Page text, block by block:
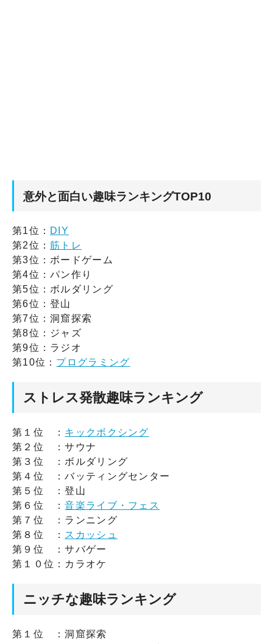
意外と面白い趣味ランキングTOP10
第1位： DIY
第2位：筋トレ
第3位：ボードゲーム
第4位：パン作り
第5位：ボルダリング
第6位：登山
第7位：洞窟探索
第8位：ジャズ
第9位：ラジオ
第10位： プログラミング
ストレス発散趣味ランキング
第１位 ： キックボクシング
第２位 ：サウナ
第３位 ：ボルダリング
第４位 ：バッティングセンター
第５位 ：登山
第６位 ：音楽ライブ・フェス
第７位 ：ランニング
第８位 ： スカッシュ
第９位 ：サバゲー
第１０位：カラオケ
ニッチな趣味ランキング
第１位 ：洞窟探索